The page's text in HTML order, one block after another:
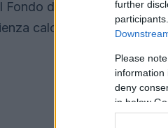
further
Please
information
deny
in below
Fondo di Lago di Tesero,
calorosa per tutti i